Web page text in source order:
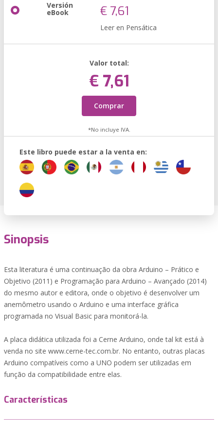
Versión
eBook € 7,61
Leer en Pensática
Valor total:
€ 7,61
Comprar
*No incluye IVA.
Este libro puede estar a la venta en:
Sinopsis
Esta literatura é uma continuação da obra Arduino – Prático e
Objetivo (2011) e Programação para Arduino – Avançado (2014)
do mesmo autor e editora, onde o objetivo é desenvolver um
anemômetro usando o Arduino e uma interface gráfica
programada no Visual Basic para monitorá-la.
A placa didática utilizada foi a Cerne Arduino, onde tal kit está à
venda no site www.cerne-tec.com.br. No entanto, outras placas
Arduino compatíveis como a UNO podem ser utilizadas em
função da compatibilidade entre elas.
Características